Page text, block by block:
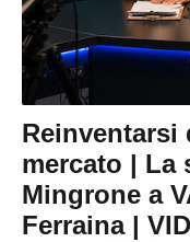
Reinventarsi
mercato | La
Mingrone a
Ferraina |